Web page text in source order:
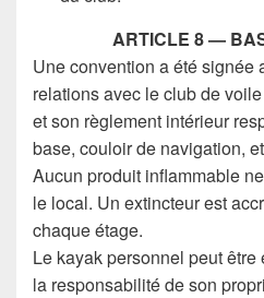
ARTICLE 8 —
Une convention a été signée
relations avec le club de
et son règlement intérieur
base, couloir de navigation,
Aucun produit inflammable
le local. Un extincteur est
chaque étage.
Le kayak personnel peut
la responsabilité de son